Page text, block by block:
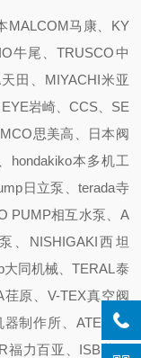
MALCOM马康、KY
牛尾、TRUSCO中
田、MIYACHI米亚
岩崎、CCS、SE
思美高、日本阀
hondakiko本多机工
日立泵、terada寺
PUMP相互水泵、A
、NISHIGAKI西坦
同机械、TERAL泰
原、V-TEX真空阀
制作所、ATEC 爱
力百亚、ISB井口